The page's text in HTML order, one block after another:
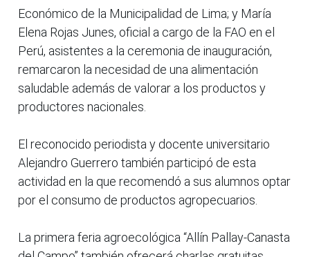
Económico de la Municipalidad de Lima; y María
Elena Rojas Junes, oficial a cargo de la FAO en el
Perú, asistentes a la ceremonia de inauguración,
remarcaron la necesidad de una alimentación
saludable además de valorar a los productos y
productores nacionales.
El reconocido periodista y docente universitario
Alejandro Guerrero también participó de esta
actividad en la que recomendó a sus alumnos optar
por el consumo de productos agropecuarios.
La primera feria agroecológica “Allín Pallay-Canasta